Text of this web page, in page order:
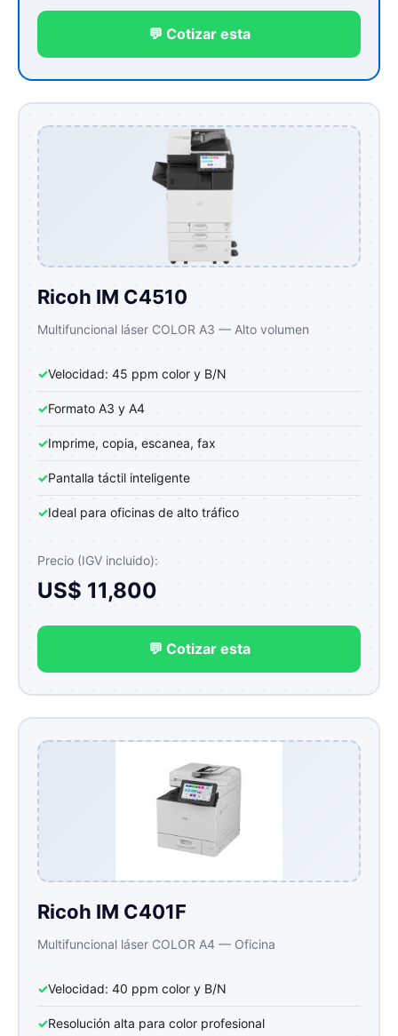
💬 Cotizar esta
Ricoh IM C4510
Multifuncional láser COLOR A3 — Alto volumen
✓Velocidad: 45 ppm color y B/N
✓Formato A3 y A4
✓Imprime, copia, escanea, fax
✓Pantalla táctil inteligente
✓Ideal para oficinas de alto tráfico
Precio (IGV incluido):
US$ 11,800
💬 Cotizar esta
Ricoh IM C401F
Multifuncional láser COLOR A4 — Oficina
✓Velocidad: 40 ppm color y B/N
✓Resolución alta para color profesional